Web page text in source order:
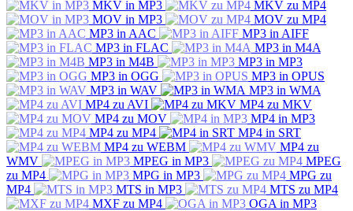
MKV in MP3
MKV zu MP4
MOV in MP3
MOV zu MP4
MP3 in AAC
MP3 in AIFF
MP3 in FLAC
MP3 in M4A
MP3 in M4B
MP3 in MP3
MP3 in OGG
MP3 in OPUS
MP3 in WAV
MP3 in WMA
MP4 zu AVI
MP4 zu MKV
MP4 zu MOV
MP4 in MP3
MP4 zu MP4
MP4 in SRT
MP4 zu WEBM
MP4 zu
WMV
MPEG in MP3
MPEG
zu MP4
MPG in MP3
MPG zu
MP4
MTS in MP3
MTS zu MP4
MXF zu MP4
OGA in MP3